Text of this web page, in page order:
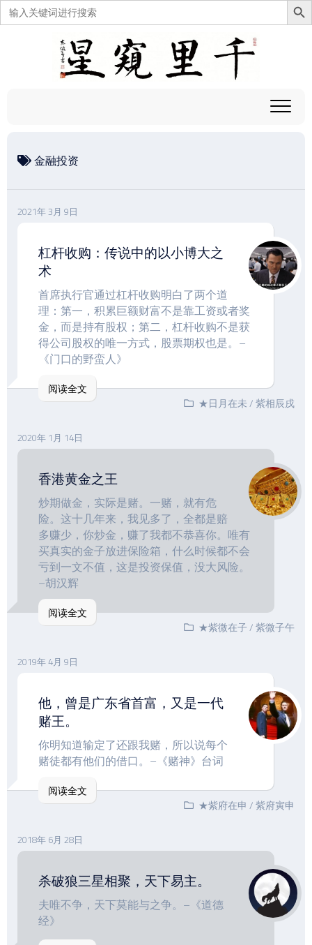
搜
索：
金融投资
2021年 3月 9日
杠杆收购：传说中的以小博大之
术
首席执行官通过杠杆收购明白了两个道
理：第一，积累巨额财富不是靠工资或者奖
金，而是持有股权；第二，杠杆收购不是获
得公司股权的唯一方式，股票期权也是。–
《门口的野蛮人》
阅读全文
★日月在未/紫相辰戌
2020年 1月 14日
香港黄金之王
炒期做金，实际是赌。一赌，就有危
险。这十几年来，我见多了，全都是赔
多赚少，你炒金，赚了我都不恭喜你。唯有
买真实的金子放进保险箱，什么时候都不会
亏到一文不值，这是投资保值，没大风险。
–胡汉辉
阅读全文
★紫微在子/紫微子午
2019年 4月 9日
他，曾是广东省首富，又是一代
赌王。
你明知道输定了还跟我赌，所以说每个
赌徒都有他们的借口。–《赌神》台词
阅读全文
★紫府在申 /紫府寅申
2018年 6月 28日
杀破狼三星相聚，天下易主。
夫唯不争，天下莫能与之争。–《道德
经》